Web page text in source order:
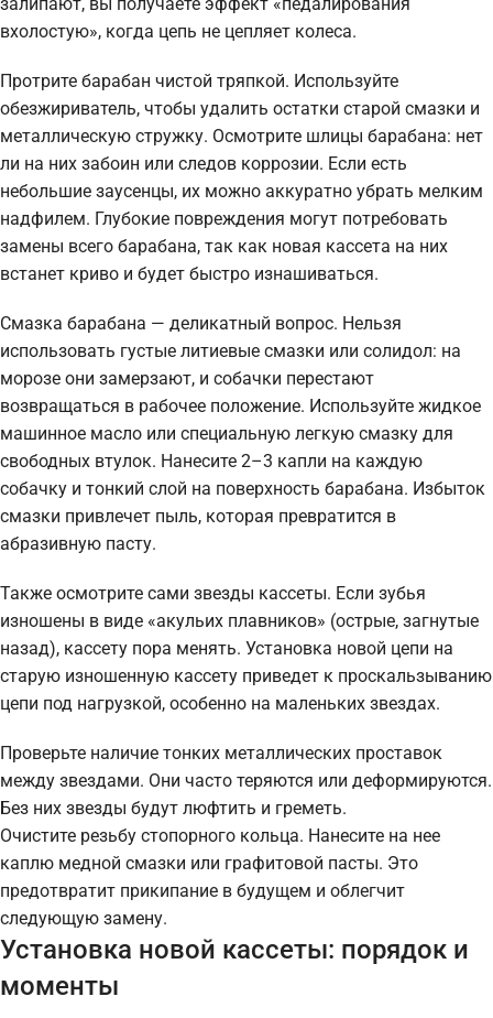
вхолостую», когда цепь не цепляет колеса.
Протрите барабан чистой тряпкой. Используйте
обезжириватель, чтобы удалить остатки старой смазки и
металлическую стружку. Осмотрите шлицы барабана: нет
ли на них забоин или следов коррозии. Если есть
небольшие заусенцы, их можно аккуратно убрать мелким
надфилем. Глубокие повреждения могут потребовать
замены всего барабана, так как новая кассета на них
встанет криво и будет быстро изнашиваться.
Смазка барабана — деликатный вопрос. Нельзя
использовать густые литиевые смазки или солидол: на
морозе они замерзают, и собачки перестают
возвращаться в рабочее положение. Используйте жидкое
машинное масло или специальную легкую смазку для
свободных втулок. Нанесите 2–3 капли на каждую
собачку и тонкий слой на поверхность барабана. Избыток
смазки привлечет пыль, которая превратится в
абразивную пасту.
Также осмотрите сами звезды кассеты. Если зубья
изношены в виде «акульих плавников» (острые, загнутые
назад), кассету пора менять. Установка новой цепи на
старую изношенную кассету приведет к проскальзыванию
цепи под нагрузкой, особенно на маленьких звездах.
Проверьте наличие тонких металлических проставок
между звездами. Они часто теряются или деформируются.
Без них звезды будут люфтить и греметь.
Очистите резьбу стопорного кольца. Нанесите на нее
каплю медной смазки или графитовой пасты. Это
предотвратит прикипание в будущем и облегчит
следующую замену.
Установка новой кассеты: порядок и
моменты